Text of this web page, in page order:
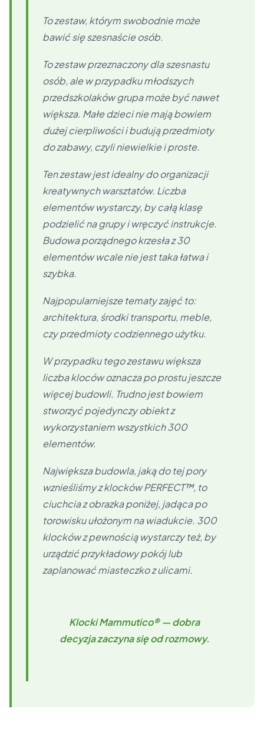
To zestaw, którym swobodnie może
bawić się szesnaście osób.
To zestaw przeznaczony dla szesnastu
osób, ale w przypadku młodszych
przedszkolaków grupa może być nawet
większa. Małe dzieci nie mają bowiem
dużej cierpliwości i budują przedmioty
do zabawy, czyli niewielkie i proste.
Ten zestaw jest idealny do organizacji
kreatywnych warsztatów. Liczba
elementów wystarczy, by całą klasę
podzielić na grupy i wręczyć instrukcje.
Budowa porządnego krzesła z 30
elementów wcale nie jest taka łatwa i
szybka.
Najpopularniejsze tematy zajęć to:
architektura, środki transportu, meble,
czy przedmioty codziennego użytku.
W przypadku tego zestawu większa
liczba kloców oznacza po prostu jeszcze
więcej budowli. Trudno jest bowiem
stworzyć pojedynczy obiekt z
wykorzystaniem wszystkich 300
elementów.
Największa budowla, jaką do tej pory
wznieśliśmy z klocków PERFECT™, to
ciuchcia z obrazka poniżej, jadąca po
torowisku ułożonym na wiadukcie. 300
klocków z pewnością wystarczy też, by
urządzić przykładowy pokój lub
zaplanować miasteczko z ulicami.
Klocki Mammutico® — dobra
decyzja zaczyna się od rozmowy.